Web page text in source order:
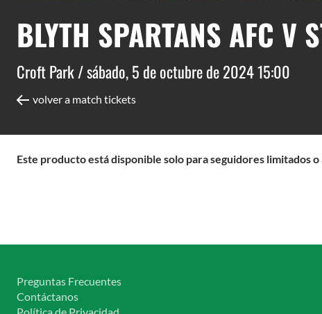
BLYTH SPARTANS AFC V
Croft Park /sábado, 5 de octubre de 2024 15:00
volver a match tickets
Este producto está disponible solo para seguidores limitados
Preguntas Frecuentes
Contáctanos